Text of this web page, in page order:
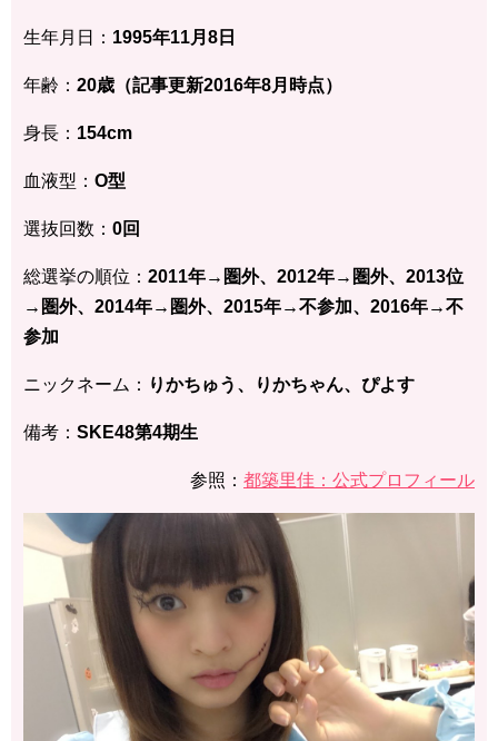
生年月日： 1995年11月8 日
年齢： 20歳（記事更新2016年8月時点）
身長： 154cm
血液型： O型
選抜回数： 0回
総選挙の順位： 2011年→圏外、2012年→圏外、2013位
→圏外、2014年→圏外、2015年→不参加、2016年→不
参加
ニックネーム： りかちゅう、りかちゃん、ぴよす
備考： SKE48第4期生
参照： 都築里佳：公式プロフィール